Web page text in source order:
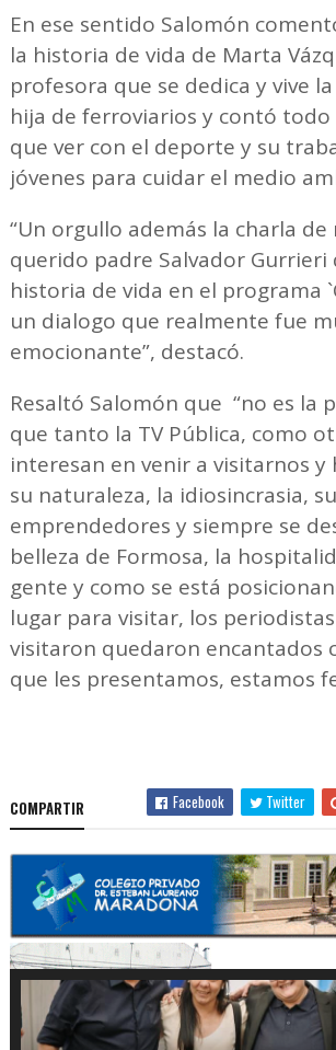
En ese sentido Salomón
la historia de vida de Marta
profesora que se dedica y vive
hija de ferroviarios y contó
que ver con el deporte y su
jóvenes para cuidar el medio
“Un orgullo además la charla
querido padre Salvador Gurrieri
historia de vida en el programa
un dialogo que realmente fue
emocionante”, destacó.
Resaltó Salomón que “no es la
que tanto la TV Pública, como
interesan en venir a visitarnos y
su naturaleza, la idiosincrasia,
emprendedores y siempre se
belleza de Formosa, la
gente y como se está
lugar para visitar, los
visitaron quedaron encantados
que les presentamos, estamos
COMPARTIR Facebook Twitter